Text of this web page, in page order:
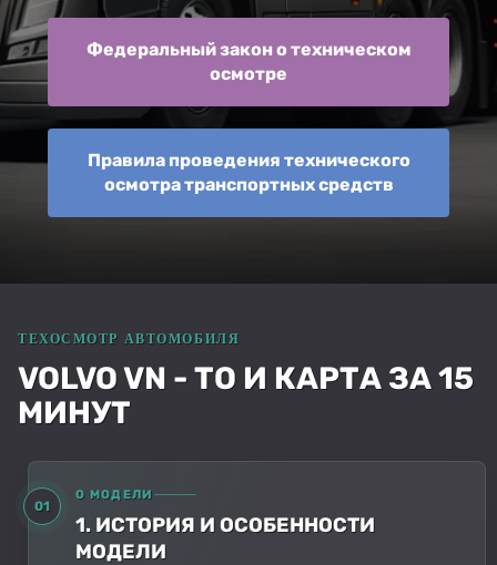
Федеральный закон о техническом
осмотре
Правила проведения технического
осмотра транспортных средств
VOLVO VN - ТО И КАРТА ЗА 15
МИНУТ
01
О МОДЕЛИ
1. ИСТОРИЯ И ОСОБЕННОСТИ
МОДЕЛИ